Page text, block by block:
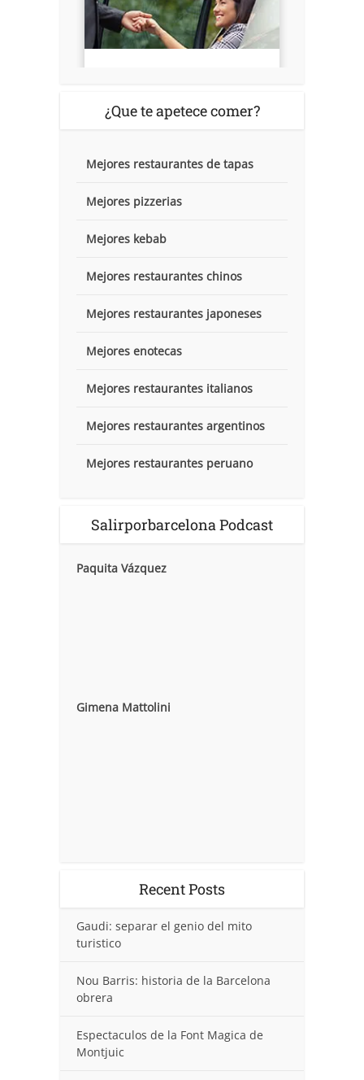
¿Que te apetece comer?
Mejores restaurantes de tapas
Mejores pizzerias
Mejores kebab
Mejores restaurantes chinos
Mejores restaurantes japoneses
Mejores enotecas
Mejores restaurantes italianos
Mejores restaurantes argentinos
Mejores restaurantes peruano
Salirporbarcelona Podcast
Paquita Vázquez
Gimena Mattolini
Recent Posts
Gaudi: separar el genio del mito
turistico
Nou Barris: historia de la Barcelona
obrera
Espectaculos de la Font Magica de
Montjuic